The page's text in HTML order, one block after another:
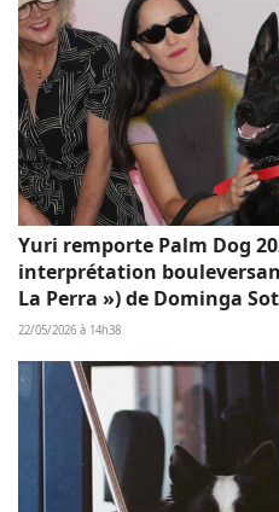
Yuri remporte Palm Dog
interprétation
La Perra ») de Dominga
22/05/2026 à 14h38